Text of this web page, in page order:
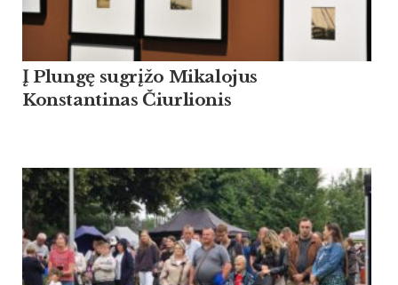
Į Plungę sugrįžo Mikalojus
Konstantinas Čiurlionis